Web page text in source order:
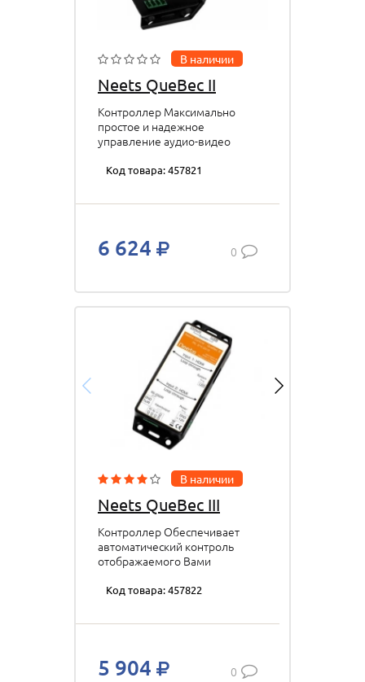
В наличии
Neets QueBec II
Контроллер Максимально
простое и надежное
управление аудио-видео
p/n: 310-0011
Код товара: 457821
6 624 0
В наличии
Neets QueBec III
Контроллер Обеспечивает
автоматический контроль
отображаемого Вами
автоматически
сигналами HDMI / VGA.
QueBec: 310-0012
Код товара: 457822
5 904 0